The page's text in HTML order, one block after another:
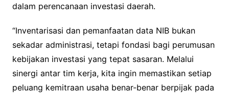
dalam perencanaan investasi daerah.
“Inventarisasi dan pemanfaatan data NIB bukan
sekadar administrasi, tetapi fondasi bagi perumusan
kebijakan investasi yang tepat sasaran. Melalui
sinergi antar tim kerja, kita ingin memastikan setiap
peluang kemitraan usaha benar-benar berpijak pada